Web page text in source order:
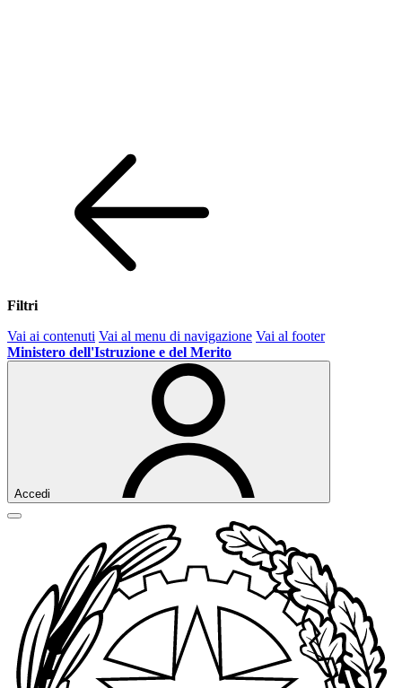
Filtri
Vai ai contenuti Vai al menu di navigazione Vai al footer
Ministero dell'Istruzione e del Merito
Accedi